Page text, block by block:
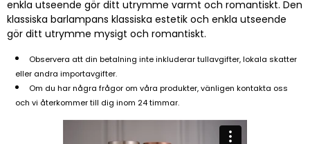
enkla utseende gör ditt utrymme varmt och romantiskt. Den
klassiska barlampans klassiska estetik och enkla utseende
gör ditt utrymme mysigt och romantiskt.
Observera att din betalning inte inkluderar tullavgifter, lokala skatter
eller andra importavgifter.
Om du har några frågor om våra produkter, vänligen kontakta oss
och vi återkommer till dig inom 24 timmar.